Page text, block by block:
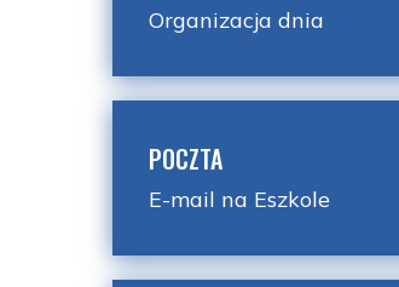
Organizacja dnia
POCZTA
E-mail na Eszkole